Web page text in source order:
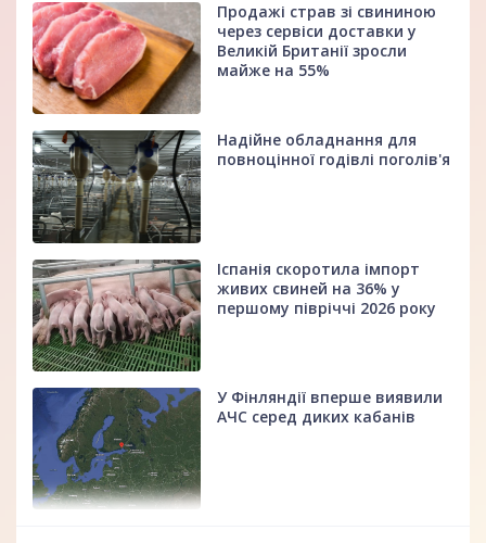
Продажі страв зі свининою
через сервіси доставки у
Великій Британії зросли
майже на 55%
Надійне обладнання для
повноцінної годівлі поголів'я
Іспанія скоротила імпорт
живих свиней на 36% у
першому півріччі 2026 року
У Фінляндії вперше виявили
АЧС серед диких кабанів